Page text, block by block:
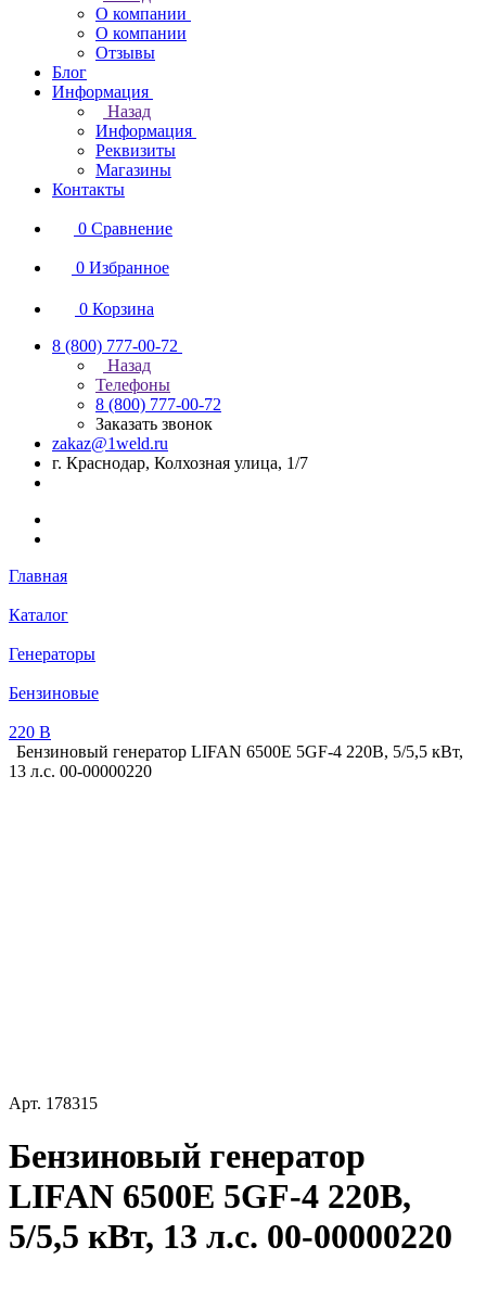
О компании
О компании
Отзывы
Блог
Информация
Назад
Информация
Реквизиты
Магазины
Контакты
0 Сравнение
0 Избранное
0 Корзина
8 (800) 777-00-72
Назад
Телефоны
8 (800) 777-00-72
Заказать звонок
zakaz@1weld.ru
г. Краснодар, Колхозная улица, 1/7
Главная
Каталог
Генераторы
Бензиновые
220 В
Бензиновый генератор LIFAN 6500E 5GF-4 220В, 5/5,5 кВт,
13 л.с. 00-00000220
Арт. 178315
Бензиновый генератор
LIFAN 6500E 5GF-4 220В,
5/5,5 кВт, 13 л.с. 00-00000220